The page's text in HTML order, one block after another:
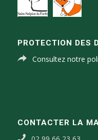
PROTECTION DES
Consultez notre
CONTACTER LA